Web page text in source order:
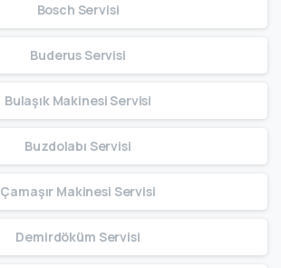
Bosch Servisi
Buderus Servisi
Bulaşık Makinesi Servisi
Buzdolabı Servisi
Çamaşır Makinesi Servisi
Demirdöküm Servisi